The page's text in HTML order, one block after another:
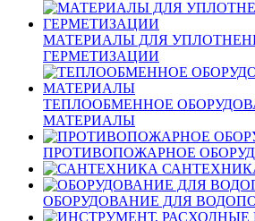
МАТЕРИАЛЫ ДЛЯ
ГЕРМЕТИЗАЦИИ
ТЕПЛООБМЕННОЕ
МАТЕРИАЛЫ
ПРОТИВОПОЖАРНОЕ
ОБОРУДОВАНИЕ ДЛЯ